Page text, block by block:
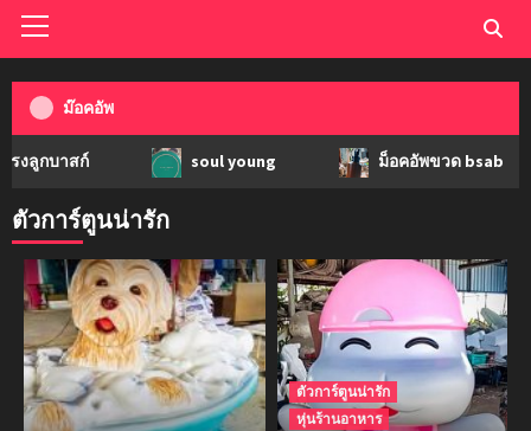
ม๊อคอัพ
สก์ soul young ม็อคอัพขวด bsab
ตัวการ์ตูนน่ารัก
ตัวการ์ตูนน่ารัก
หุ่นร้านอาหาร